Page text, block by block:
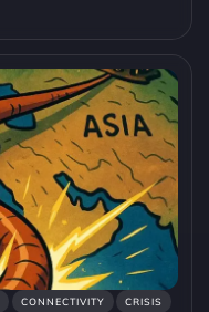
CONNECTIVITY CRISIS